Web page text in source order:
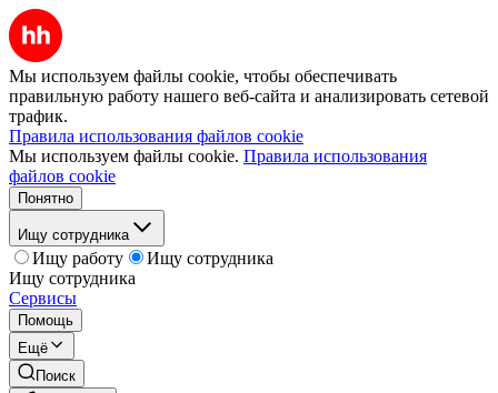
Мы используем файлы cookie, чтобы обеспечивать
правильную работу нашего веб-сайта и анализировать сетевой
трафик.
Правила использования файлов cookie
Мы используем файлы cookie. Правила использования
файлов cookie
Понятно
Ищу сотрудника
Ищу работу
Ищу сотрудника
Ищу сотрудника
Сервисы
Помощь
Ещё
Поиск